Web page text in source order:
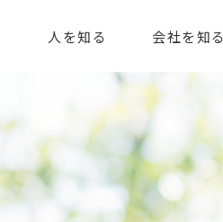
プロパティマネジメント課
人を知る 会社を知る
日本エイジェント